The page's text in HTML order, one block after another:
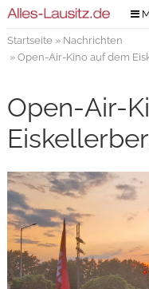
Verlag
Kontakt
Impressum
Startseite» Nachrichten
» Open-Air-Kino auf dem
Open-Air-